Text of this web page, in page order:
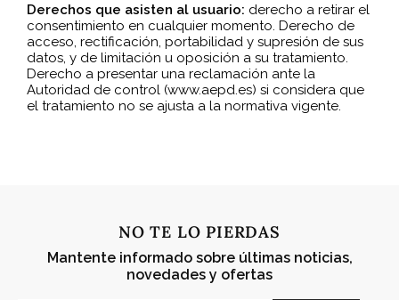
Derechos que asisten al usuario: derecho a retirar el
consentimiento en cualquier momento. Derecho de
acceso, rectificación, portabilidad y supresión de sus
datos, y de limitación u oposición a su tratamiento.
Derecho a presentar una reclamación ante la
Autoridad de control (www.aepd.es) si considera que
el tratamiento no se ajusta a la normativa vigente.
NO TE LO PIERDAS
Mantente informado sobre últimas noticias,
novedades y ofertas